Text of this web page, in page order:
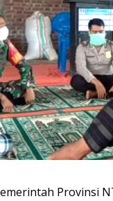
Provinsi